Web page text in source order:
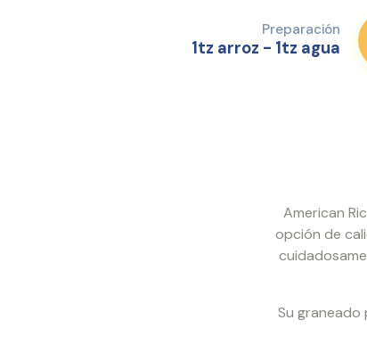
Preparación
1tz arroz - 1tz agua
American
opción de
Su